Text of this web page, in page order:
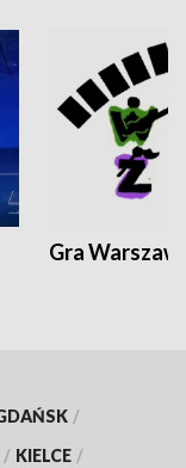
Gra
/
/ KIELCE /